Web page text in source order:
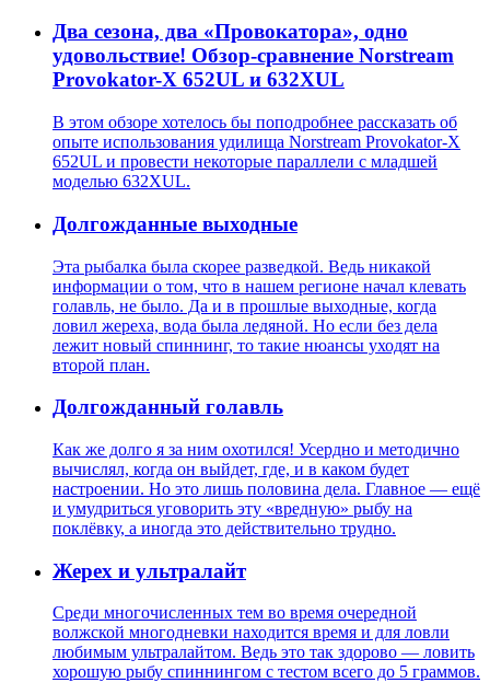
Два сезона, два «Провокатора», одно
удовольствие! Обзор-сравнение Norstream
Provokator-X 652UL и 632XUL
В этом обзоре хотелось бы поподробнее рассказать об
опыте использования удилища Norstream Provokator-X
652UL и провести некоторые параллели с младшей
моделью 632XUL.
Долгожданные выходные
Эта рыбалка была скорее разведкой. Ведь никакой
информации о том, что в нашем регионе начал клевать
голавль, не было. Да и в прошлые выходные, когда
ловил жереха, вода была ледяной. Но если без дела
лежит новый спиннинг, то такие нюансы уходят на
второй план.
Долгожданный голавль
Как же долго я за ним охотился! Усердно и методично
вычислял, когда он выйдет, где, и в каком будет
настроении. Но это лишь половина дела. Главное — ещё
и умудриться уговорить эту «вредную» рыбу на
поклёвку, а иногда это действительно трудно.
Жерех и ультралайт
Среди многочисленных тем во время очередной
волжской многодневки находится время и для ловли
любимым ультралайтом. Ведь это так здорово — ловить
хорошую рыбу спиннингом с тестом всего до 5 граммов.